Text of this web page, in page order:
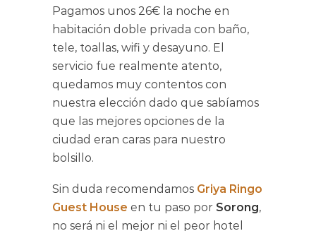
Pagamos unos 26€ la noche en
habitación doble privada con baño,
tele, toallas, wifi y desayuno. El
servicio fue realmente atento,
quedamos muy contentos con
nuestra elección dado que sabíamos
que las mejores opciones de la
ciudad eran caras para nuestro
bolsillo.
Sin duda recomendamos Griya Ringo
Guest House en tu paso por Sorong,
no será ni el mejor ni el peor hotel